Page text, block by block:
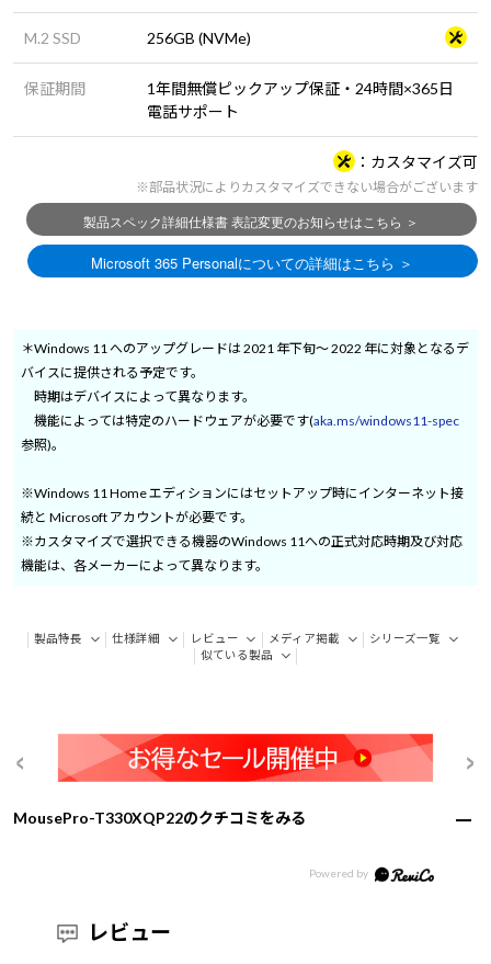
M.2 SSD 256GB (NVMe)
保証期間
1年間無償ピックアップ保証・24時間×365日
電話サポート
カスタマイズ可
※部品状況によりカスタマイズできない場合がございます
＊Windows 11 へのアップグレードは 2021 年下旬～ 2022 年に対象となるデ
バイスに提供される予定です。
時期はデバイスによって異なります。
機能によっては特定のハードウェアが必要です(aka.ms/windows11-spec
参照)。
※Windows 11 Home エディションにはセットアップ時にインターネット接
続と Microsoft アカウントが必要です。
※カスタマイズで選択できる機器のWindows 11への正式対応時期及び対応
機能は、各メーカーによって異なります。
製品特長 仕様詳細 レビュー メディア掲載
シリーズ一覧
似ている製品
MousePro-T330XQP22のクチコミをみる
レビュー